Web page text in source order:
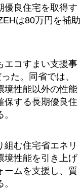
優良住宅を取得す
は80万円を補助
エコすまい支援事
た。同省では、
境性能以外の性能
保する長期優良住
組む住宅省エネリ
境性能を引き上げ
ームを支援し、質